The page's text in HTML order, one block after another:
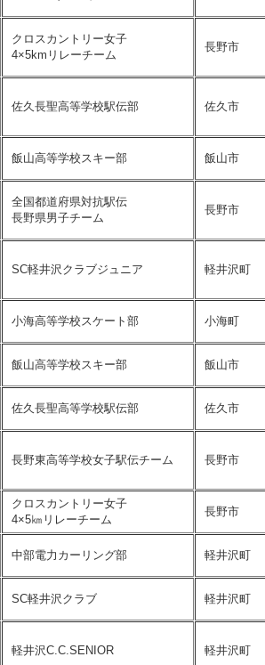
クロスカントリー女子
4×5kmリレーチーム
長野市
佐久長聖高等学校駅伝部 佐久市
飯山高等学校スキー部 飯山市
全国都道府県対抗駅伝
長野県男子チーム
長野市
SC軽井沢クラブジュニア 軽井沢町
小海高等学校スケート部 小海町
飯山高等学校スキー部 飯山市
佐久長聖高等学校駅伝部 佐久市
長野東高等学校女子駅伝チーム 長野市
クロスカントリー女子
4×5㎞リレーチーム
長野市
中部電力カーリング部 軽井沢町
SC軽井沢クラブ 軽井沢町
軽井沢C.C.SENIOR 軽井沢町